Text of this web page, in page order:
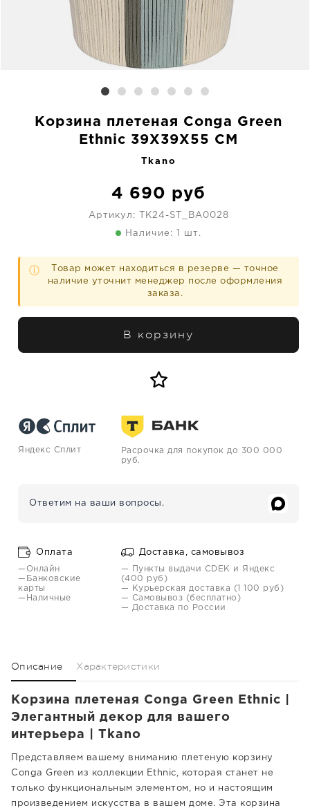
Корзина плетеная Conga Green
Ethnic 39X39X55 CM
Tkano
4 690 руб
Артикул: TK24-ST_BA0028
Наличие: 1 шт.
ⓘ
Товар может находиться в резерве — точное
наличие уточнит менеджер после оформления
заказа.
В корзину
Яндекс Сплит
Расрочка для покупок до 300 000
руб.
Ответим на ваши вопросы.
Оплата
—Онлайн
—Банковские
карты
—Наличные
Доставка, самовывоз
— Пункты выдачи CDEK и Яндекс
(400 руб)
— Курьерская доставка (1 100 руб)
— Самовывоз (бесплатно)
— Доставка по России
Описание Характеристики
Корзина плетеная Conga Green Ethnic |
Элегантный декор для вашего
интерьера | Tkano
Представляем вашему вниманию плетеную корзину
Conga Green из коллекции Ethnic, которая станет не
только функциональным элементом, но и настоящим
произведением искусства в вашем доме. Эта корзина